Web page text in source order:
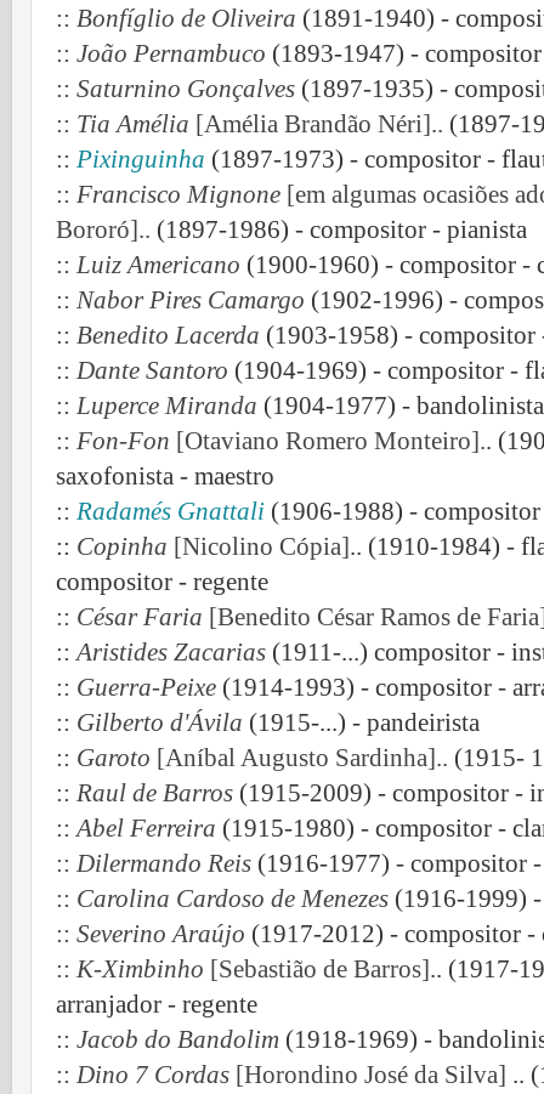
:: Bonfíglio de Oliveira (1891-1940) -
:: João Pernambuco (1893-1947) -
:: Saturnino Gonçalves (1897-1935) -
:: Tia Amélia [Amélia Brandão Néri].. (1897-
:: Pixinguinha (1897-1973) - compositor -
:: Francisco Mignone [em algumas ocasiões
Bororó].. (1897-1986) - compositor - pianista
:: Luiz Americano (1900-1960) - compositor -
:: Nabor Pires Camargo (1902-1996) -
:: Benedito Lacerda (1903-1958) - compositor
:: Dante Santoro (1904-1969) - compositor -
:: Luperce Miranda (1904-1977) -
:: Fon-Fon [Otaviano Romero Monteiro]..
saxofonista - maestro
:: Radamés Gnattali (1906-1988) -
:: Copinha [Nicolino Cópia].. (1910-1984) -
compositor - regente
:: César Faria [Benedito César Ramos de
::Aristides Zacarias (1911-...) compositor -
:: Guerra-Peixe (1914-1993) - compositor -
:: Gilberto d'Ávila (1915-...) - pandeirista
:: Garoto [Aníbal Augusto Sardinha].. (1915-
:: Raul de Barros (1915-2009) - compositor -
::Abel Ferreira (1915-1980) - compositor -
:: Dilermando Reis (1916-1977) - compositor
:: Carolina Cardoso de Menezes (1916-1999)
:: Severino Araújo (1917-2012) - compositor -
:: K-Ximbinho [Sebastião de Barros].. (1917-
arranjador - regente
:: Jacob do Bandolim (1918-1969) -
:: Dino 7 Cordas [Horondino José da Silva] ..